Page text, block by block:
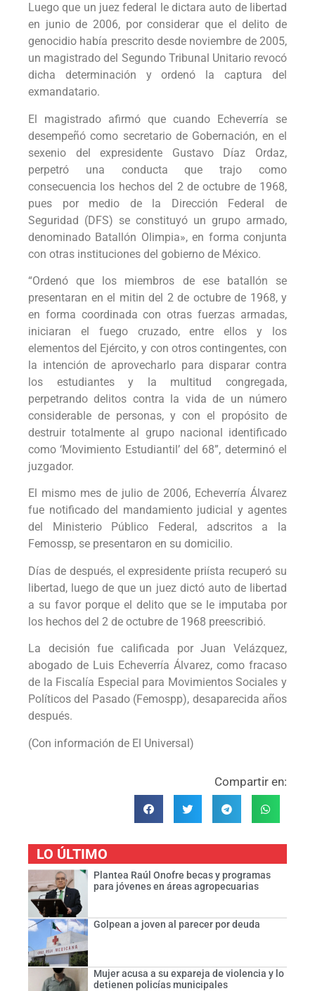
Luego que un juez federal le dictara auto de libertad
en junio de 2006, por considerar que el delito de
genocidio había prescrito desde noviembre de 2005,
un magistrado del Segundo Tribunal Unitario revocó
dicha determinación y ordenó la captura del
exmandatario.
El magistrado afirmó que cuando Echeverría se
desempeñó como secretario de Gobernación, en el
sexenio del expresidente Gustavo Díaz Ordaz,
perpetró una conducta que trajo como
consecuencia los hechos del 2 de octubre de 1968,
pues por medio de la Dirección Federal de
Seguridad (DFS) se constituyó un grupo armado,
denominado Batallón Olimpia», en forma conjunta
con otras instituciones del gobierno de México.
“Ordenó que los miembros de ese batallón se
presentaran en el mitin del 2 de octubre de 1968, y
en forma coordinada con otras fuerzas armadas,
iniciaran el fuego cruzado, entre ellos y los
elementos del Ejército, y con otros contingentes, con
la intención de aprovecharlo para disparar contra
los estudiantes y la multitud congregada,
perpetrando delitos contra la vida de un número
considerable de personas, y con el propósito de
destruir totalmente al grupo nacional identificado
como ‘Movimiento Estudiantil’ del 68”, determinó el
juzgador.
El mismo mes de julio de 2006, Echeverría Álvarez
fue notificado del mandamiento judicial y agentes
del Ministerio Público Federal, adscritos a la
Femossp, se presentaron en su domicilio.
Días de después, el expresidente priísta recuperó su
libertad, luego de que un juez dictó auto de libertad
a su favor porque el delito que se le imputaba por
los hechos del 2 de octubre de 1968 preescribió.
La decisión fue calificada por Juan Velázquez,
abogado de Luis Echeverría Álvarez, como fracaso
de la Fiscalía Especial para Movimientos Sociales y
Políticos del Pasado (Femospp), desaparecida años
después.
(Con información de El Universal)
Compartir en:
LO ÚLTIMO
Plantea Raúl Onofre becas y programas
para jóvenes en áreas agropecuarias
Golpean a joven al parecer por deuda
Mujer acusa a su expareja de violencia y lo
detienen policías municipales